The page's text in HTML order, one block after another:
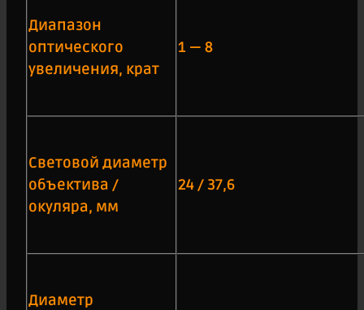
Диапазон
оптического
увеличения, крат
1 — 8
Световой диаметр
объектива /
окуляра, мм
24 / 37,6
Диаметр